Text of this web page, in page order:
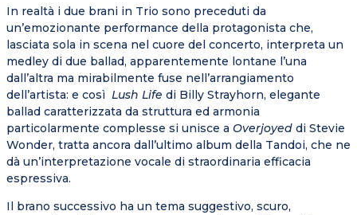
In realtà i due brani in Trio sono preceduti da
un’emozionante performance della protagonista che,
lasciata sola in scena nel cuore del concerto, interpreta un
medley di due ballad, apparentemente lontane l’una
dall’altra ma mirabilmente fuse nell’arrangiamento
dell’artista: e così Lush Life di Billy Strayhorn, elegante
ballad caratterizzata da struttura ed armonia
particolarmente complesse si unisce a Overjoyed di Stevie
Wonder, tratta ancora dall’ultimo album della Tandoi, che ne
dà un’interpretazione vocale di straordinaria efficacia
espressiva.
Il brano successivo ha un tema suggestivo, scuro,